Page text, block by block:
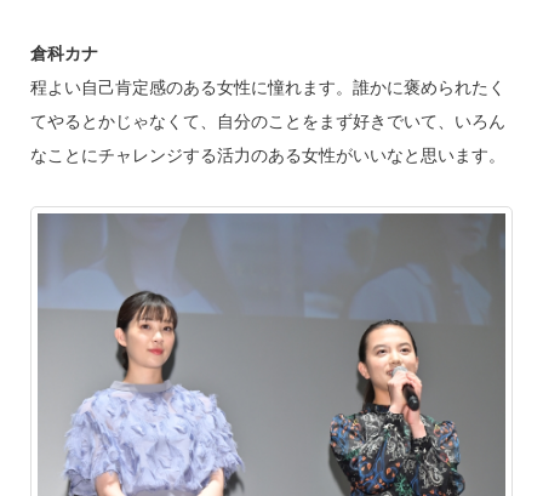
倉科カナ
程よい自己肯定感のある女性に憧れます。誰かに褒められたく
てやるとかじゃなくて、自分のことをまず好きでいて、いろん
なことにチャレンジする活力のある女性がいいなと思います。